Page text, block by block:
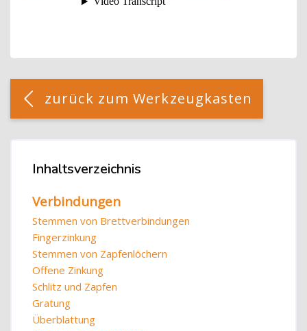
Blöcke
[Cocoon] Custom HTML überspringen
zurück zum Werkzeugkasten
Inhaltsverzeichnis überspringen
Inhaltsverzeichnis
Verbindungen
Stemmen von Brettverbindungen
Fingerzinkung
Stemmen von Zapfenlöchern
Offene Zinkung
Schlitz und Zapfen
Gratung
Überblattung